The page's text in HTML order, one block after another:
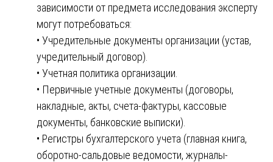
зависимости от предмета исследования эксперту
могут потребоваться:
• Учредительные документы организации (устав,
учредительный договор).
• Учетная политика организации.
• Первичные учетные документы (договоры,
накладные, акты, счета-фактуры, кассовые
документы, банковские выписки).
• Регистры бухгалтерского учета (главная книга,
оборотно-сальдовые ведомости, журналы-